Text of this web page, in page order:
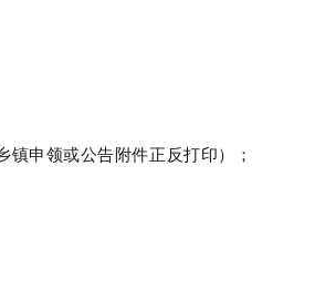
申领或公告附件正反打印）；